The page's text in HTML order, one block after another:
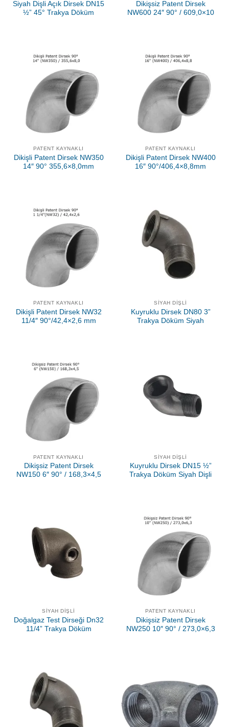
Siyah Dişli Açık Dirsek DN15
½” 45° Trakya Döküm
Dikişsiz Patent Dirsek
NW600 24″ 90° / 609,0×10
PATENT KAYNAKLI
Dikişli Patent Dirsek NW350
14″ 90° 355,6×8,0mm
PATENT KAYNAKLI
Dikişli Patent Dirsek NW400
16″ 90°/406,4×8,8mm
PATENT KAYNAKLI
Dikişli Patent Dirsek NW32
11/4″ 90°/42,4×2,6 mm
SIYAH DIŞLI
Kuyruklu Dirsek DN80 3”
Trakya Döküm Siyah
PATENT KAYNAKLI
Dikişsiz Patent Dirsek
NW150 6″ 90° / 168,3×4,5
SIYAH DIŞLI
Kuyruklu Dirsek DN15 ½”
Trakya Döküm Siyah Dişli
SIYAH DIŞLI
Doğalgaz Test Dirseği Dn32
11/4” Trakya Döküm
PATENT KAYNAKLI
Dikişsiz Patent Dirsek
NW250 10″ 90° / 273,0×6,3